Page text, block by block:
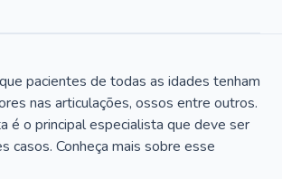
pacientes de todas as idades tenham
nas articulações, ossos entre outros.
é o principal especialista que deve ser
casos. Conheça mais sobre esse